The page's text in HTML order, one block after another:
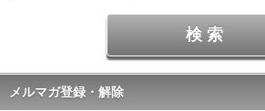
メルマガ登録・解除